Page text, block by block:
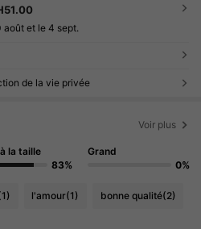
août et le 4 sept.
de la vie privée
Voir plus
la taille
83%
Grand
0%
l'amour(1) bonne qualité(2)